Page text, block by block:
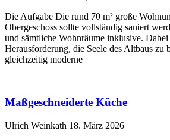
Die Aufgabe Die rund 70 m² große
Obergeschoss sollte vollständig saniert
und sämtliche Wohnräume inklusive.
Herausforderung, die Seele des Altbaus zu
gleichzeitig moderne
Maßgeschneiderte Küche
Ulrich Weinkath 18. März 2026